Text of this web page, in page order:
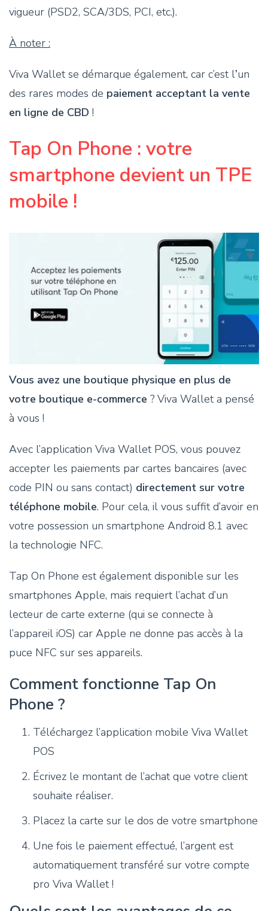
vigueur (PSD2, SCA/3DS, PCI, etc.).
À noter :
Viva Wallet se démarque également, car c’est l’un
des rares modes de paiement acceptant la vente
en ligne de CBD !
Tap On Phone : votre
smartphone devient un TPE
mobile !
Vous avez une boutique physique en plus de
votre boutique e-commerce ? Viva Wallet a pensé
à vous !
Avec l’application Viva Wallet POS, vous pouvez
accepter les paiements par cartes bancaires (avec
code PIN ou sans contact) directement sur votre
téléphone mobile. Pour cela, il vous suffit d’avoir en
votre possession un smartphone Android 8.1 avec
la technologie NFC.
Tap On Phone est également disponible sur les
smartphones Apple, mais requiert l’achat d’un
lecteur de carte externe (qui se connecte à
l’appareil iOS) car Apple ne donne pas accès à la
puce NFC sur ses appareils.
Comment fonctionne Tap On
Phone ?
Téléchargez l’application mobile Viva Wallet
POS
Écrivez le montant de l’achat que votre client
souhaite réaliser.
Placez la carte sur le dos de votre smartphone
Une fois le paiement effectué, l’argent est
automatiquement transféré sur votre compte
pro Viva Wallet !